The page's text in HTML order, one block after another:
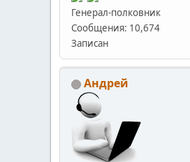
Генерал-полковник
Сообщения: 10,674
Записан
Андрей